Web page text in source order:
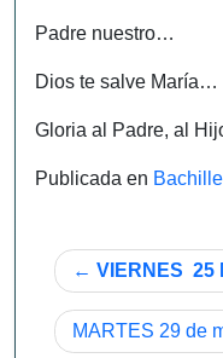
Padre nuestro…
Dios te salve María…
Gloria al Padre, al
Publicada en
Navegación
de
entradas
VIERNES 25
MARTES 29 de